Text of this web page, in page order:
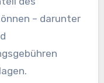
– darunter